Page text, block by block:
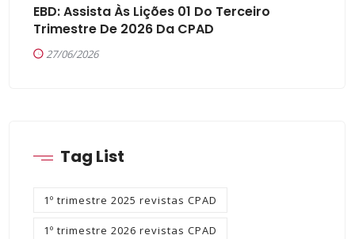
EBD: Assista Às Lições 01 Do Terceiro
Trimestre De 2026 Da CPAD
27/06/2026
Tag List
1º trimestre 2025 revistas CPAD
1º trimestre 2026 revistas CPAD